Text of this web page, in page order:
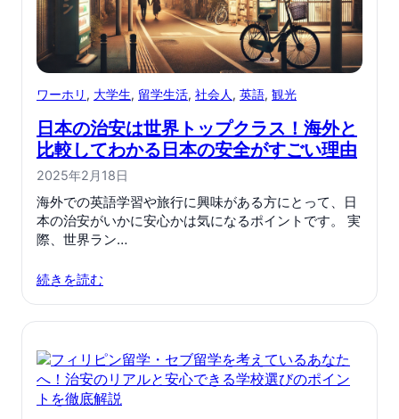
ワーホリ , 大学生, 留学生活, 社会人 , 英語, 観光
日本の治安は世界トップクラス！海外と
比較してわかる日本の安全がすごい理由
2025年2月18日
海外での英語学習や旅行に興味がある方にとって、日
本の治安がいかに安心かは気になるポイントです。 実
際、世界ラン…
続きを読む